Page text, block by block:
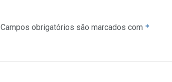
Campos obrigatórios são marcados com *